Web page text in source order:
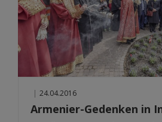
| 24.04.2016
Armenier-Gedenken in